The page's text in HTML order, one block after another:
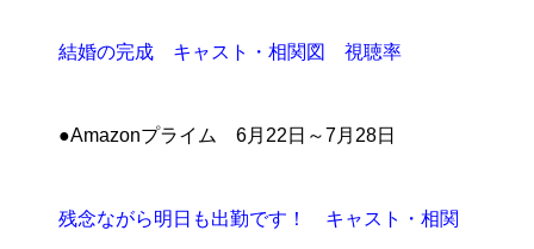
結婚の完成 キャスト・相関図 視聴率
●Amazonプライム 6月22日～7月28日
残念ながら明日も出勤です！ キャスト・相関